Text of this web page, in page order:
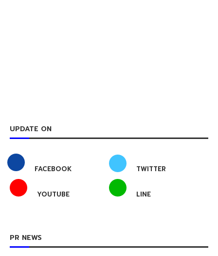
UPDATE ON
FACEBOOK TWITTER
YOUTUBE LINE
PR NEWS